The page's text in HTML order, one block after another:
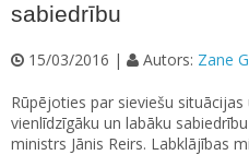
sabiedrību
15/03/2016 | Autors: Zane
Rūpējoties par sieviešu
vienlīdzīgāku un labāku
ministrs Jānis Reirs. Labklājības